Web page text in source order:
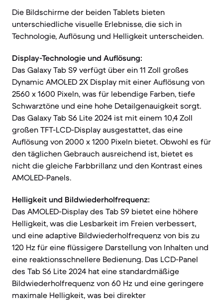
Die Bildschirme der beiden Tablets bieten
unterschiedliche visuelle Erlebnisse, die sich in
Technologie, Auflösung und Helligkeit unterscheiden.
Display-Technologie und Auflösung:
Das Galaxy Tab S9 verfügt über ein 11 Zoll großes
Dynamic AMOLED 2X Display mit einer Auflösung von
2560 x 1600 Pixeln, was für lebendige Farben, tiefe
Schwarztöne und eine hohe Detailgenauigkeit sorgt.
Das Galaxy Tab S6 Lite 2024 ist mit einem 10,4 Zoll
großen TFT-LCD-Display ausgestattet, das eine
Auflösung von 2000 x 1200 Pixeln bietet. Obwohl es für
den täglichen Gebrauch ausreichend ist, bietet es
nicht die gleiche Farbbrillanz und den Kontrast eines
AMOLED-Panels.
Helligkeit und Bildwiederholfrequenz:
Das AMOLED-Display des Tab S9 bietet eine höhere
Helligkeit, was die Lesbarkeit im Freien verbessert,
und eine adaptive Bildwiederholfrequenz von bis zu
120 Hz für eine flüssigere Darstellung von Inhalten und
eine reaktionsschnellere Bedienung. Das LCD-Panel
des Tab S6 Lite 2024 hat eine standardmäßige
Bildwiederholfrequenz von 60 Hz und eine geringere
maximale Helligkeit, was bei direkter